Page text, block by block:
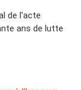
de l'acte
ans de lutte